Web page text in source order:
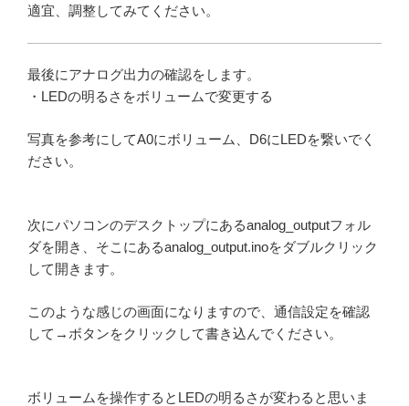
適宜、調整してみてください。
最後にアナログ出力の確認をします。
・LEDの明るさをボリュームで変更する
写真を参考にしてA0にボリューム、D6にLEDを繋いでく
ださい。
次にパソコンのデスクトップにあるanalog_outputフォル
ダを開き、そこにあるanalog_output.inoをダブルクリック
して開きます。
このような感じの画面になりますので、通信設定を確認
して→ボタンをクリックして書き込んでください。
ボリュームを操作するとLEDの明るさが変わると思いま